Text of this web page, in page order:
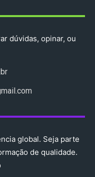
dúvidas, opinar, ou
global. Seja parte
de qualidade.